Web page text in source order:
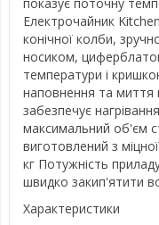
Електрочайник
конічної колби,
носиком,
температури і
наповнення та миття
забезпечує
максимальний об'єм
виготовлений з
кг Потужність
швидко закип'ятити
Характеристики